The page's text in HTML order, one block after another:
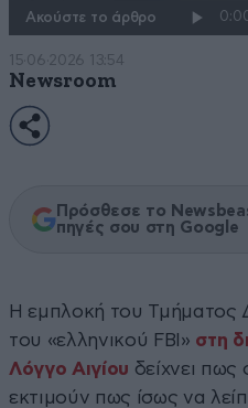
Ακούστε το άρθρο
15·06·2026 13:54
Newsroom
Πρόσθεσε το
πηγές σου στη Google
Η εμπλοκή του Τμήματος
του «ελληνικού FBI» στη
Λόγγο Αιγίου δείχνει πως
εκτιμούν πως ίσως να